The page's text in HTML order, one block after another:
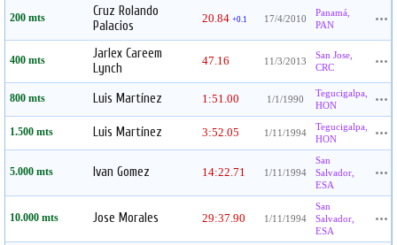
200 mts
Cruz Rolando
Palacios
20.84 +0.1 17/4/2010
Panamá,
PAN
400 mts
Jarlex Careem
Lynch
47.16 11/3/2013
San Jose,
CRC
800 mts Luis Martínez 1:51.00 1/1/1990
Tegucigalpa,
HON
1.500 mts Luis Martínez 3:52.05 1/11/1994
Tegucigalpa,
HON
5.000 mts Ivan Gomez 14:22.71 1/11/1994
San
Salvador,
ESA
10.000 mts Jose Morales 29:37.90 1/11/1994
San
Salvador,
ESA